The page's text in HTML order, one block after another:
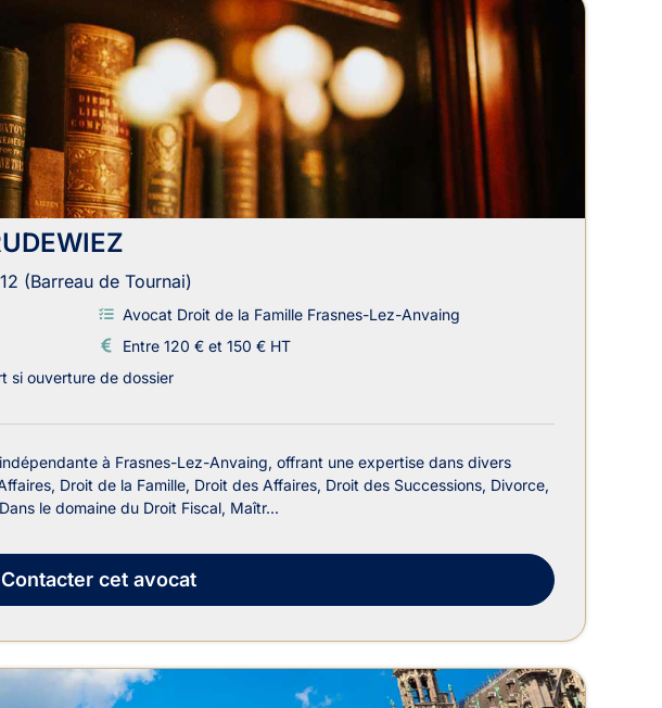
(Barreau de Tournai)
Avocat Droit de la Famille Frasnes-Lez-Anvaing
Entre 120 € et 150 € HT
si ouverture de dossier
à Frasnes-Lez-Anvaing, offrant une expertise dans divers
Droit de la Famille, Droit des Affaires, Droit des Successions, Divorce,
le domaine du Droit Fiscal, Maîtr...
Contactercet avocat